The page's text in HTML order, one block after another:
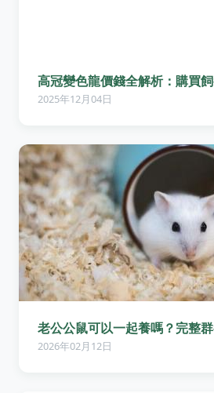
高冠變色龍價錢全解析：購買
2025年12月04日
老公公鼠可以一起養嗎？完整
2026年02月12日